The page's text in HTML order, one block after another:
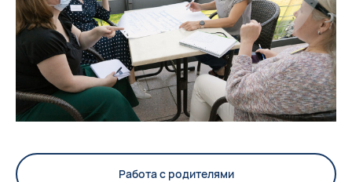
Работа с родителями